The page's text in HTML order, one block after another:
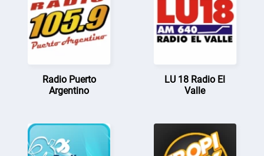
Radio Puerto
Argentino
LU 18 Radio El
Valle